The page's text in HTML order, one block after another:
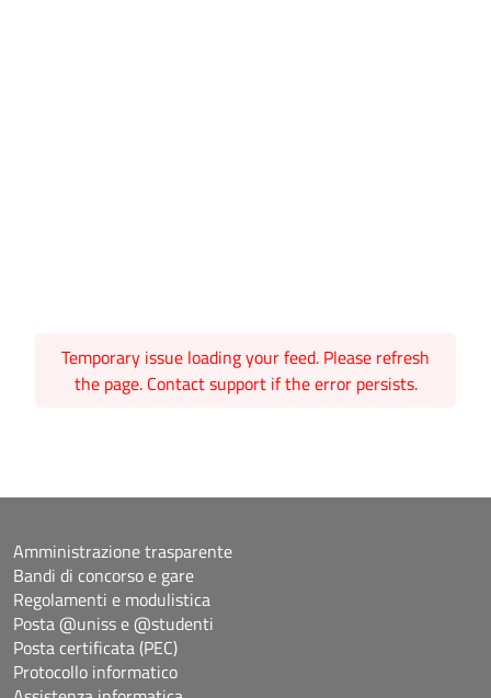
Temporary issue loading your feed. Please refresh
the page. Contact support if the error persists.
Amministrazione trasparente
Bandi di concorso e gare
Regolamenti e modulistica
Posta @uniss e @studenti
Posta certificata (PEC)
Protocollo informatico